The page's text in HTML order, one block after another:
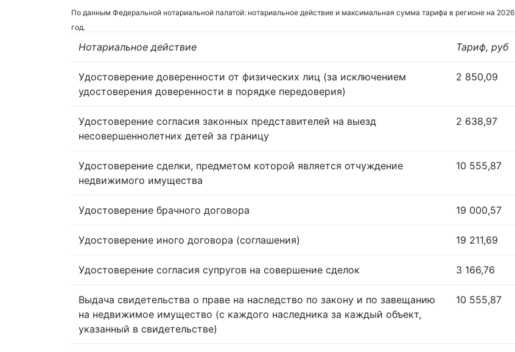
По данным Федеральной нотариальной палатой: нотариальное действие и максимальная сумма тарифа в регионе на 2026
год.
Нотариальное действие Тариф, руб
Удостоверение доверенности от физических лиц (за исключением
удостоверения доверенности в порядке передоверия)
2 850,09
Удостоверение согласия законных представителей на выезд
несовершеннолетних детей за границу
2 638,97
Удостоверение сделки, предметом которой является отчуждение
недвижимого имущества
10 555,87
Удостоверение брачного договора 19 000,57
Удостоверение иного договора (соглашения) 19 211,69
Удостоверение согласия супругов на совершение сделок 3 166,76
Выдача свидетельства о праве на наследство по закону и по завещанию
на недвижимое имущество (с каждого наследника за каждый объект,
указанный в свидетельстве)
10 555,87